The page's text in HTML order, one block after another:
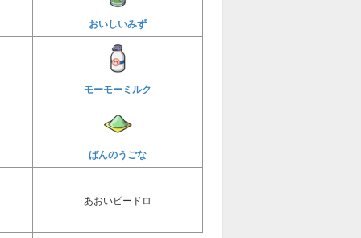
おいしいみず
モーモーミルク
ばんのうごな
あおいビードロ